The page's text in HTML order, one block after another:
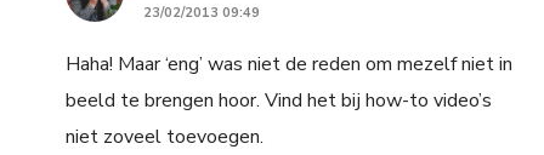
23/02/2013 09:49
Haha! Maar ‘eng’ was niet de reden om mezelf niet in
beeld te brengen hoor. Vind het bij how-to video’s
niet zoveel toevoegen.